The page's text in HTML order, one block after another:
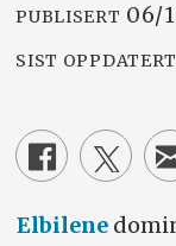
PUBLISERT
SIST OPPDATERT
Elbilene